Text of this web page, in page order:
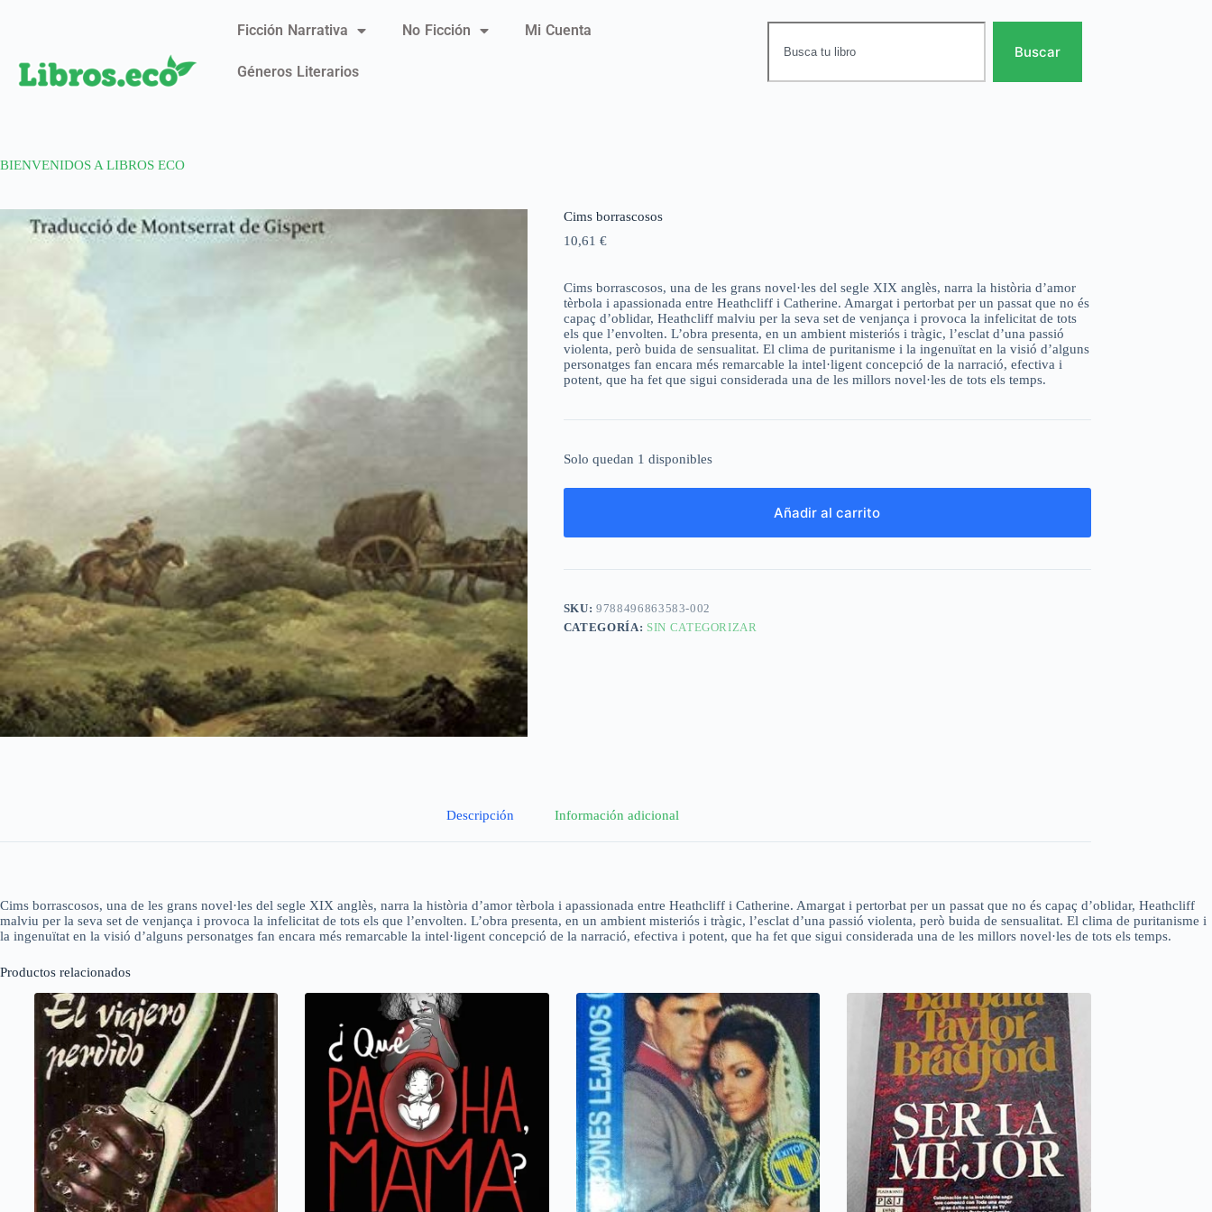
Ficción Narrativa No Ficción Mi Cuenta
Géneros Literarios
Buscar
BIENVENIDOS A LIBROS ECO
Cims borrascosos
10,61 €
Cims borrascosos, una de les grans novel·les del segle XIX anglès, narra la història d’amor
tèrbola i apassionada entre Heathcliff i Catherine. Amargat i pertorbat per un passat que no és
capaç d’oblidar, Heathcliff malviu per la seva set de venjança i provoca la infelicitat de tots
els que l’envolten. L’obra presenta, en un ambient misteriós i tràgic, l’esclat d’una passió
violenta, però buida de sensualitat. El clima de puritanisme i la ingenuïtat en la visió d’alguns
personatges fan encara més remarcable la intel·ligent concepció de la narració, efectiva i
potent, que ha fet que sigui considerada una de les millors novel·les de tots els temps.
Solo quedan 1 disponibles
Añadir al carrito
SKU:9788496863583-002
CATEGORÍA: SIN CATEGORIZAR
Descripción Información adicional
Cims borrascosos, una de les grans novel·les del segle XIX anglès, narra la història d’amor tèrbola i apassionada entre Heathcliff i Catherine. Amargat i pertorbat per un passat que no és capaç d’oblidar, Heathcliff
malviu per la seva set de venjança i provoca la infelicitat de tots els que l’envolten. L’obra presenta, en un ambient misteriós i tràgic, l’esclat d’una passió violenta, però buida de sensualitat. El clima de puritanisme i
la ingenuïtat en la visió d’alguns personatges fan encara més remarcable la intel·ligent concepció de la narració, efectiva i potent, que ha fet que sigui considerada una de les millors novel·les de tots els temps.
Productos relacionados